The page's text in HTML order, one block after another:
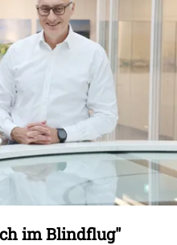
im Blindflug"